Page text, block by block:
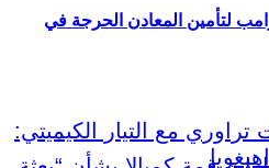
لتأمين المعادن الحرجة في